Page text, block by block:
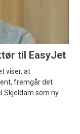
til EasyJet
viser, at
fremgår det
Skjeldam som ny